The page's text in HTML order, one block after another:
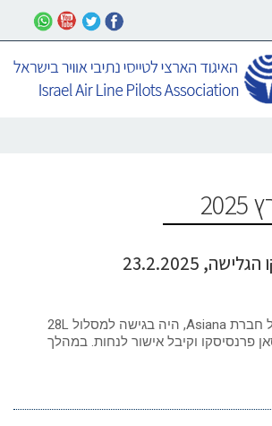
23.2.2025
מטוס מדגם A350, של חברת Asiana, היה בגישה למסלול 28L
פרנסיסקו וקיבל אישור לנחות. במהלך